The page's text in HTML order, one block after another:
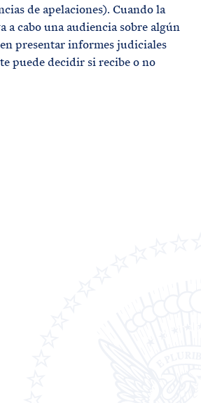
de apelaciones). Cuando la
a cabo una audiencia sobre algún
presentar informes judiciales
puede decidir si recibe o no